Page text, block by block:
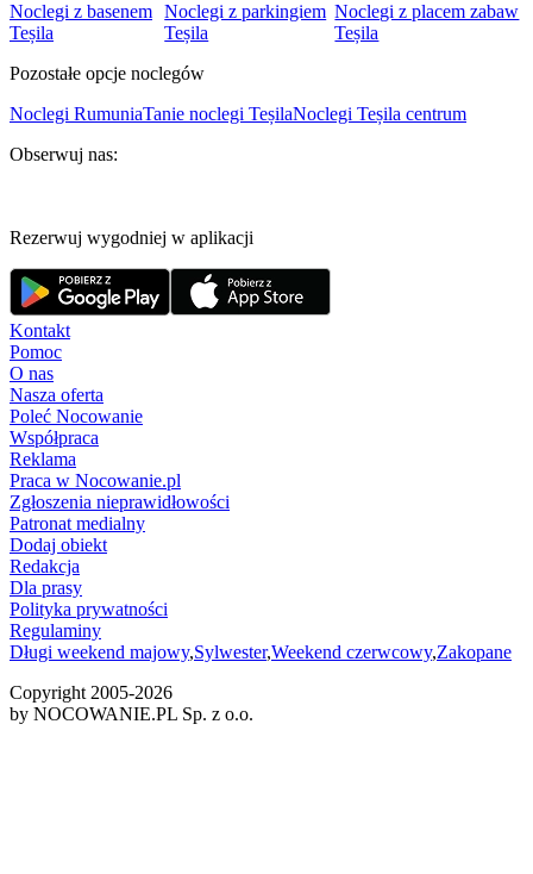
Noclegi z basenem
Teșila
Noclegi z parkingiem
Teșila
Noclegi z placem zabaw
Teșila
Pozostałe opcje noclegów
Noclegi RumuniaTanie noclegi TeșilaNoclegi Teșila centrum
Obserwuj nas:
Rezerwuj wygodniej w aplikacji
Kontakt
Pomoc
O nas
Nasza oferta
Poleć Nocowanie
Współpraca
Reklama
Praca w Nocowanie.pl
Zgłoszenia nieprawidłowości
Patronat medialny
Dodaj obiekt
Redakcja
Dla prasy
Polityka prywatności
Regulaminy
Długi weekend majowy,Sylwester,Weekend czerwcowy,Zakopane
Copyright 2005-2026
by NOCOWANIE.PL Sp. z o.o.